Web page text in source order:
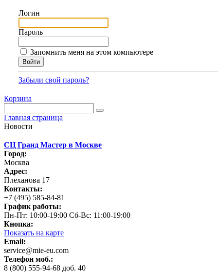
Логин
Пароль
Запомнить меня на этом компьютере
Забыли свой пароль?
Корзина
Главная страница
Новости
СЦ Гранд Мастер в Москве
Город:
Москва
Адрес:
Плеханова 17
Контакты:
+7 (495) 585-84-81
График работы:
Пн-Пт: 10:00-19:00 Сб-Вс: 11:00-19:00
Кнопка:
Показать на карте
Email:
service@mie-eu.com
Телефон моб.:
8 (800) 555-94-68 доб. 40